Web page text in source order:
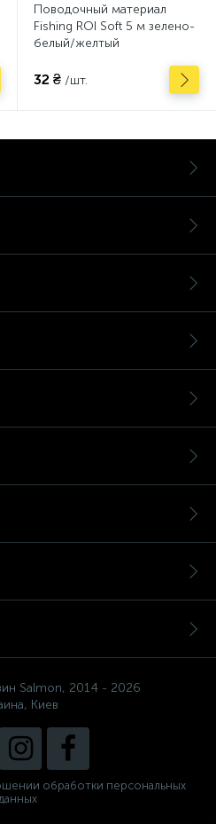
Поводочный материал
Fishing ROI Soft 5 м зелено-
белый/желтый
32 ₴ /шт.
Salmon, 2014 - 2026
Киев
обработки персональных